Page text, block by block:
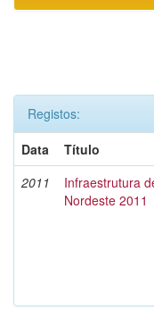
Registos:
Data
Título
2011
Infraestrutura
Nordeste 2011